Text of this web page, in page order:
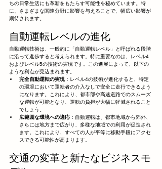
ちの日常生活にも革新をもたらす可能性を秘めています。特
に、さまざまな関連分野に影響を与えることで、幅広い影響が
期待されます。
自動運転レベルの進化
自動運転技術は、一般的に「自動運転レベル」と呼ばれる段階
に沿って進歩すると考えられます。特に重要なのは、レベル4
およびレベル5の技術の実現です。この進展によって、以下の
ような利点が見込まれます。
完全自動運転の実現 ：レベル4の技術が進化すると、特定
の環境において運転者の介入なしで安全に走行できるよう
になります。これにより、都市部や高速道路でのスムーズ
な運転が可能となり、運転の負担が大幅に軽減されること
でしょう。
広範囲な環境への適応 ：自動運転は、都市地域から郊外、
さらには地方まで広がり、多様な地域での利用が促進され
ます。これにより、すべての人が平等に移動手段にアクセ
スできる可能性が高まります。
交通の変革と新たなビジネスモ